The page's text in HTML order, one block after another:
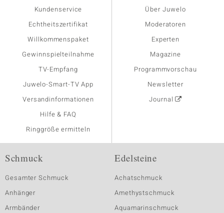
Kundenservice
Echtheitszertifikat
Willkommenspaket
Gewinnspielteilnahme
TV-Empfang
Juwelo-Smart-TV App
Versandinformationen
Hilfe & FAQ
Ringgröße ermitteln
Über Juwelo
Moderatoren
Experten
Magazine
Programmvorschau
Newsletter
Journal
Schmuck
Gesamter Schmuck
Anhänger
Armbänder
Edelsteine
Achatschmuck
Amethystschmuck
Aquamarinschmuck